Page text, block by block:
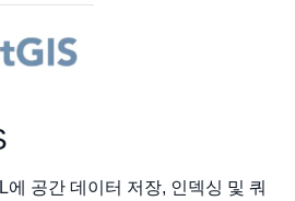
에 공간 데이터 저장, 인덱싱 및 쿼